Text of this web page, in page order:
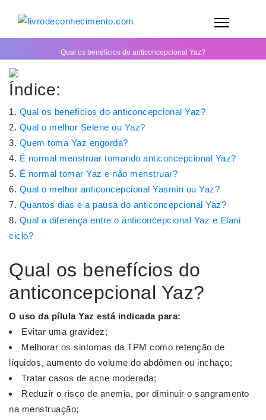
Qual os benefícios do anticoncepcional Yaz?
Índice:
Qual os benefícios do anticoncepcional Yaz?
Qual o melhor Selene ou Yaz?
Quem toma Yaz engorda?
É normal menstruar tomando anticoncepcional Yaz?
É normal tomar Yaz e não menstruar?
Qual o melhor anticoncepcional Yasmin ou Yaz?
Quantos dias e a pausa do anticoncepcional Yaz?
Qual a diferença entre o anticoncepcional Yaz e Elani
ciclo?
Qual os benefícios do
anticoncepcional Yaz?
O uso da pílula Yaz está indicada para:
Evitar uma gravidez;
Melhorar os sintomas da TPM como retenção de
líquidos, aumento do volume do abdômen ou inchaço;
Tratar casos de acne moderada;
Reduzir o risco de anemia, por diminuir o sangramento
na menstruação;